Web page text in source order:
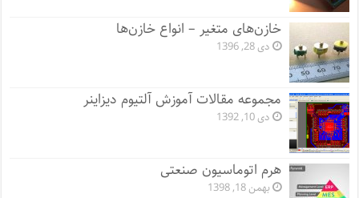
خازن‌های متغیر – انواع خازن‌ها
دی 28, 1396
مجموعه مقالات آموزش آلتیوم دیزاینر
دی 10, 1392
هرم اتوماسیون صنعتی
بهمن 18, 1398